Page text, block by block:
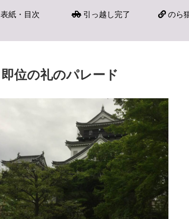
表紙・目次 引っ越し完了 のら
即位の礼のパレード